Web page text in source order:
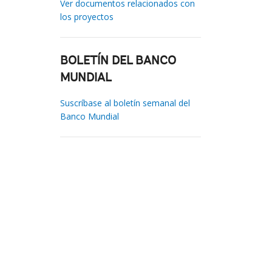
Ver documentos relacionados con
los proyectos
BOLETÍN DEL BANCO
MUNDIAL
Suscríbase al boletín semanal del
Banco Mundial